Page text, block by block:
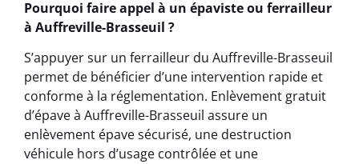
Pourquoi faire appel à un épaviste ou ferrailleur
à Auffreville-Brasseuil ?
S’appuyer sur un ferrailleur du Auffreville-Brasseuil
permet de bénéficier d’une intervention rapide et
conforme à la réglementation. Enlèvement gratuit
d’épave à Auffreville-Brasseuil assure un
enlèvement épave sécurisé, une destruction
véhicule hors d’usage contrôlée et une